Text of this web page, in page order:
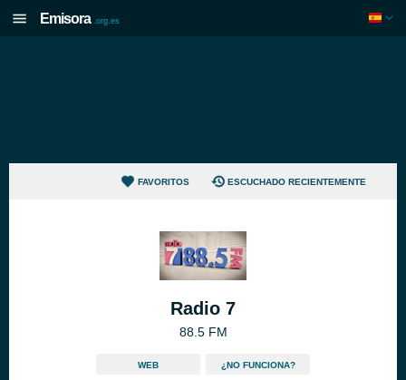
Emisora .org.es
FAVORITOS ESCUCHADO RECIENTEMENTE
Radio 7
88.5 FM
WEB ¿NO FUNCIONA?